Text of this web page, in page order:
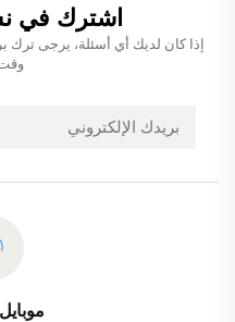
اشترك في
إذا كان لديك أي أسئلة، يرجى